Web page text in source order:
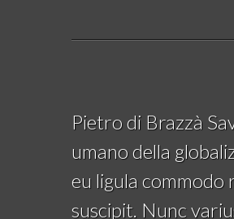
Pietro di Brazzà
umano della
eu ligula commodo
suscipit. Nunc